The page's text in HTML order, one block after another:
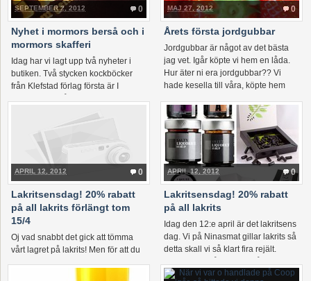
0
SEPTEMBER 2, 2012
Nyhet i mormors berså och i
mormors skafferi
Idag har vi lagt upp två nyheter i
butiken. Två stycken kockböcker
från Klefstad förlag första är I
0
MAJ 27, 2012
Årets första jordgubbar
Jordgubbar är något av det bästa
jag vet. Igår köpte vi hem en låda.
Hur äter ni era jordgubbar?? Vi
hade kesella till våra, köpte hem
0
APRIL 12, 2012
Lakritsensdag! 20% rabatt
på all lakrits förlängt tom
15/4
Oj vad snabbt det gick att tömma
vårt lagret på lakrits! Men för att du
0
APRIL 12, 2012
Lakritsensdag! 20% rabatt
på all lakrits
Idag den 12:e april är det lakritsens
dag. Vi på Ninasmat gillar lakrits så
detta skall vi så klart fira rejält.
om […]